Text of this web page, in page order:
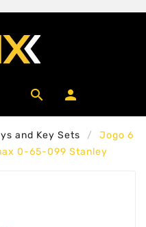
 
and Key Sets
Jogo 6
0-65-099 Stanley